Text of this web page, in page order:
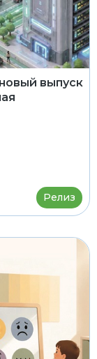
выпуск
Релиз